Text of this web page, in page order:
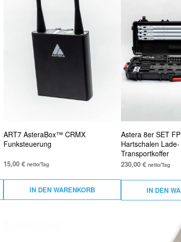
ART7 AsteraBox™ CRMX
Funksteuerung
15,00 € netto/Tag
IN DEN WARENKORB
Astera 8er SET
Hartschalen
Transportkoffer
230,00 € netto/Tag
IN DEN